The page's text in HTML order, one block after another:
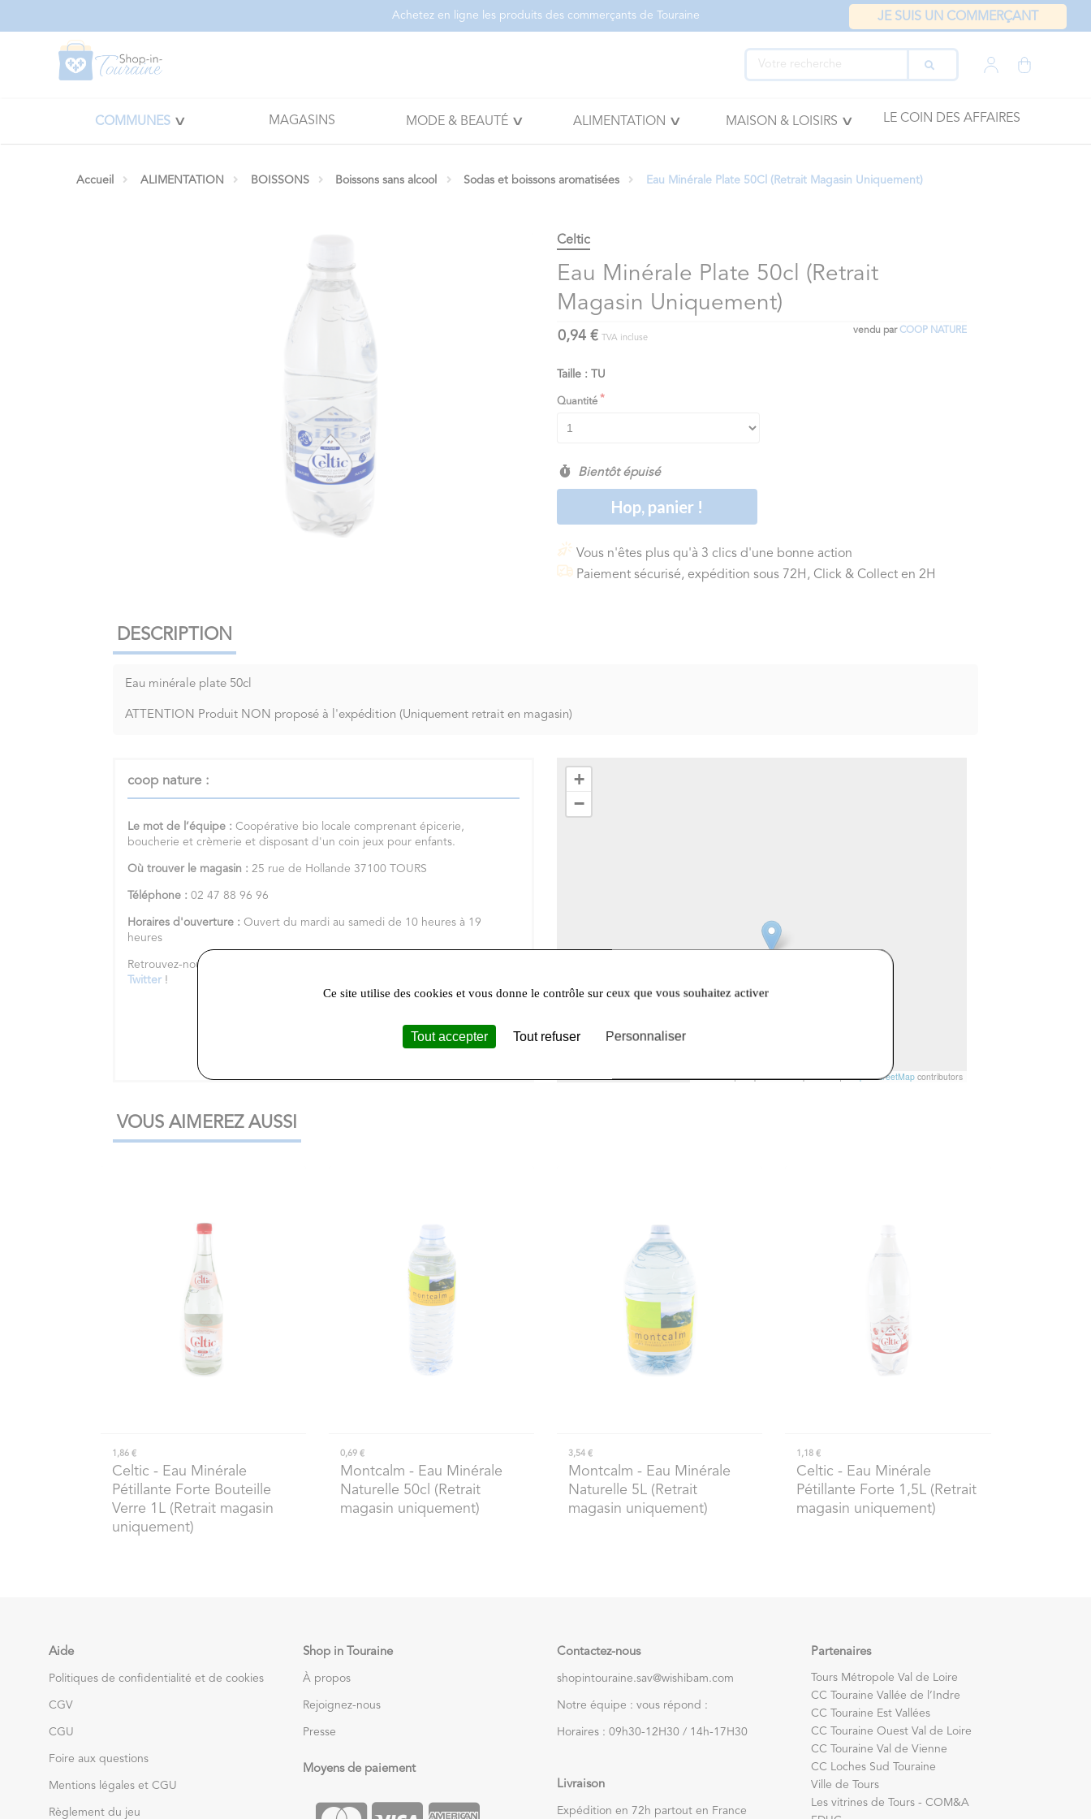
Achetez en ligne les produits des commerçants de Touraine JE SUIS UN COMMERÇANT
COMMUNES MAGASINS MODE & BEAUTÉ ALIMENTATION MAISON & LOISIRS LE COIN DES AFFAIRES
Accueil ALIMENTATION BOISSONS Boissons sans alcool Sodas et boissons aromatisées Eau Minérale Plate 50Cl (Retrait Magasin Uniquement)
Celtic
Eau Minérale Plate 50cl (Retrait
Magasin Uniquement)
vendu parCOOP NATURE
0,94 € TVA incluse
Taille : TU
Quantité
Bientôt épuisé
Hop, panier !
Vous n'êtes plus qu'à 3 clics d'une bonne action
Paiement sécurisé, expédition sous 72H, Click & Collect en 2H
DESCRIPTION
Eau minérale plate 50cl
ATTENTION Produit NON proposé à l'expédition (Uniquement retrait en magasin)
coop nature :
Le mot de l’équipe :Coopérative bio locale comprenant épicerie,
boucherie et crèmerie et disposant d'un coin jeux pour enfants.
Où trouver le magasin :25 rue de Hollande 37100 TOURS
Téléphone :02 47 88 96 96
Horaires d'ouverture :Ouvert du mardi au samedi de 10 heures à 19
heures
Retrouvez-nous sur notre
Twitter !
+
−
Leaflet |© Openstreetmap France | ©OpenStreetMapcontributors
VOUS AIMEREZ AUSSI
1,86 €
Celtic - Eau Minérale
Pétillante Forte Bouteille
Verre 1L (Retrait magasin
uniquement)
0,69 €
Montcalm - Eau Minérale
Naturelle 50cl (Retrait
magasin uniquement)
3,54 €
Montcalm - Eau Minérale
Naturelle 5L (Retrait
magasin uniquement)
1,18 €
Celtic - Eau Minérale
Pétillante Forte 1,5L (Retrait
magasin uniquement)
Aide
Politiques de confidentialité et de cookies
CGV
CGU
Foire aux questions
Mentions légales et CGU
Règlement du jeu
Shop in Touraine
À propos
Rejoignez-nous
Presse
Moyens de paiement
Contactez-nous
shopintouraine.sav@wishibam.com
Notre équipe : vous répond :
Horaires : 09h30-12H30 / 14h-17H30
Livraison
Expédition en 72h partout en France
Partenaires
Tours Métropole Val de Loire
CC Touraine Vallée de l’Indre
CC Touraine Est Vallées
CC Touraine Ouest Val de Loire
CC Touraine Val de Vienne
CC Loches Sud Touraine
Ville de Tours
Les vitrines de Tours - COM&A
Ce site utilise des cookies et vous donne le contrôle sur ceux que vous souhaitez activer
Tout accepter Tout refuser Personnaliser